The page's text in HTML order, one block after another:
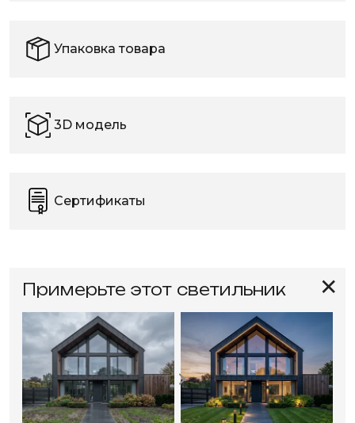
Упаковка товара
3D модель
Сертификаты
✕
Примерьте этот светильник